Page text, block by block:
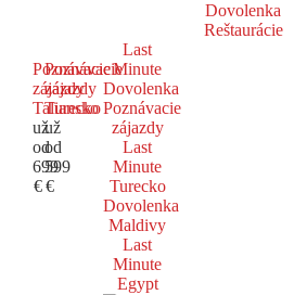
Dovolenka
Reštaurácie
Poznávacie
zájazdy
Taliansko
už
od
699
€
Poznávacie
zájazdy
Turecko
už
od
599
€
Last
Minute
Dovolenka
Poznávacie
zájazdy
Last
Minute
Turecko
Dovolenka
Maldivy
Last
Minute
Egypt